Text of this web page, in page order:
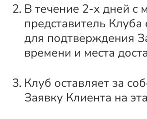
В течение 2-х дней с
представитель
для подтверждения
времени и места
Клуб оставляет за
Заявку Клиента на